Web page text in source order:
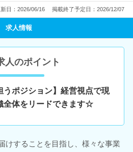
日：2026/06/16 掲載終了予定日：2026/12/07
求人情報
人のポイント
うポジション】経営視点で現
全体をリードできます☆
けすることを目指し、様々な事業